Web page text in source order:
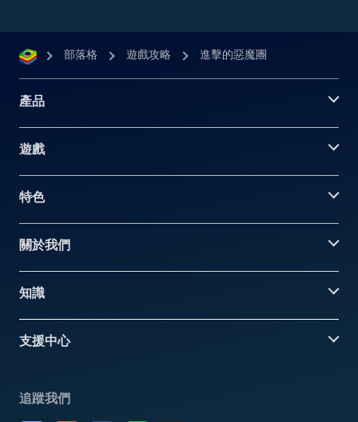
部落格 遊戲攻略 進擊的惡魔團
產品
遊戲
特色
關於我們
知識
支援中心
追蹤我們